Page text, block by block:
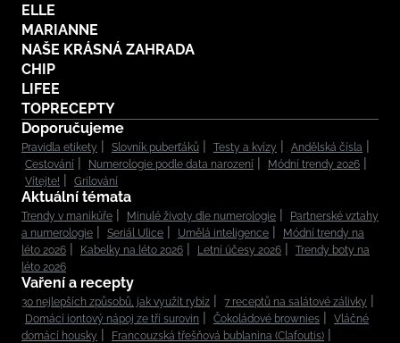
ELLE
MARIANNE
NAŠE KRÁSNÁ ZAHRADA
CHIP
LIFEE
TOPRECEPTY
Doporučujeme
Pravidla etikety Slovník puberťáků Testy a kvízy
Andělská čísla
Cestování
Numerologie podle data narození
Módní trendy 2026
Vítejte!
Grilování
Aktuální témata
Trendy v manikúře Minulé životy dle numerologie
Partnerské vztahy
a numerologie
Seriál Ulice Umělá inteligence
Módní trendy na
léto 2026
Kabelky na léto 2026 Letní účesy 2026
Trendy boty na
léto 2026
Vaření a recepty
30 nejlepších způsobů, jak využít rybíz
7 receptů na salátové zálivky
Domácí iontový nápoj ze tří surovin
Čokoládové brownies
Vláčné
domácí housky
Francouzská třešňová bublanina (Clafoutis)